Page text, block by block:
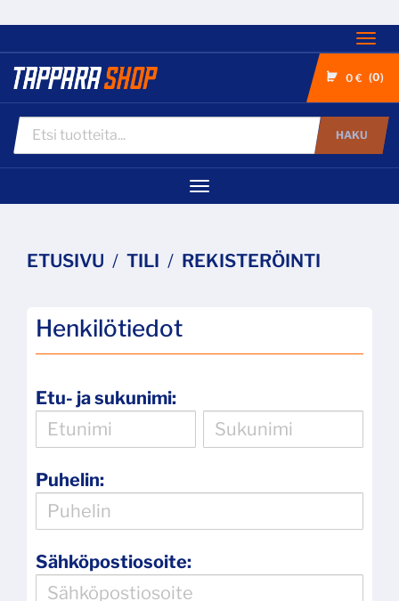
0 € 0
HAKU
Navigaatio
ETUSIVU TILI REKISTERÖINTI
Henkilötiedot
Etu- ja sukunimi:
Puhelin:
Sähköpostiosoite: